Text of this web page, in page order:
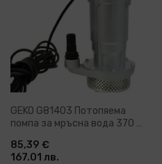
GEKO G81403 Потопяема
помпа за мръсна вода 370 W
85,39 €
167.01 лв.